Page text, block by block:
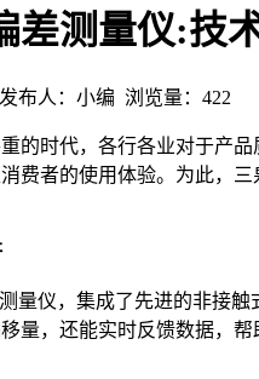
差测量仪:技
布人：小编 浏览量： 422
时代，各行各业对于产品
费者的使用体验。为此，
仪，集成了先进的非接触
量，还能实时反馈数据，